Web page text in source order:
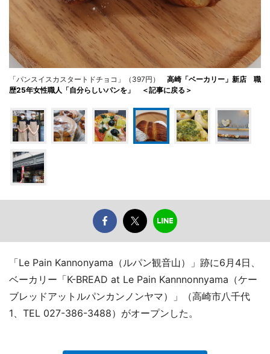
「パンスイスカスタートドチョコ」（397円） 高崎「ベーカリー」新店 職
歴25年女性職人「自分らしいパンを」 ＜記事に戻る＞
「Le Pain Kannonyama（ルパン観音山）」跡に6月4日、
ベーカリー「K-BREAD at Le Pain Kannnonnyama（ケー
ブレッドアットルパンカンノンヤマ）」（高崎市八千代
1、TEL 027-386-3488）がオープンした。